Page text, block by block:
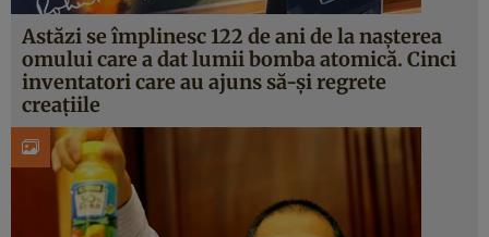
Astăzi se împlinesc 122 de ani de la naşterea
omului care a dat lumii bomba atomică. Cinci
inventatori care au ajuns să-şi regrete
creaţiile